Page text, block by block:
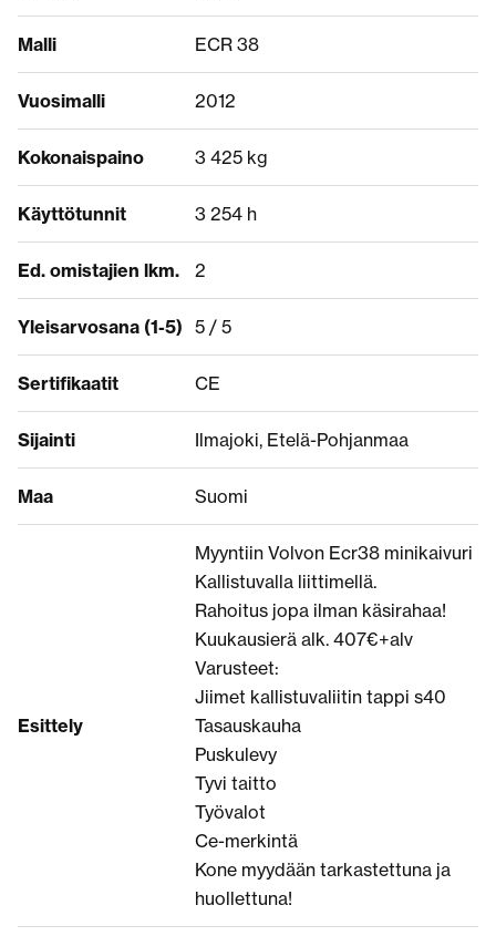
Malli ECR 38
Vuosimalli 2012
Kokonaispaino 3 425 kg
Käyttötunnit 3 254 h
Ed. omistajien lkm. 2
Yleisarvosana (1-5) 5 / 5
Sertifikaatit CE
Sijainti Ilmajoki, Etelä-Pohjanmaa
Maa Suomi
Esittely
Myyntiin Volvon Ecr38 minikaivuri
Kallistuvalla liittimellä.
Rahoitus jopa ilman käsirahaa!
Kuukausierä alk. 407€+alv
Varusteet:
Jiimet kallistuvaliitin tappi s40
Tasauskauha
Puskulevy
Tyvi taitto
Työvalot
Ce-merkintä
Kone myydään tarkastettuna ja
huollettuna!